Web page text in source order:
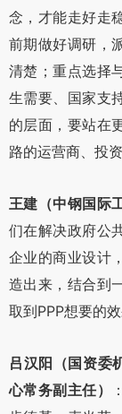
念，才能走好走
前期做好调研，
清楚；重点选择
生需要、国家支
的层面，要站在
路的运营商、投资
王建（中钢国际
们在解决政府公
企业的商业设计
造出来，结合到
取到PPP想要的效
吕汉阳（国资委
心常务副主任）